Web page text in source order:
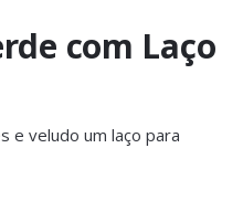
com Laço
e veludo um laço para